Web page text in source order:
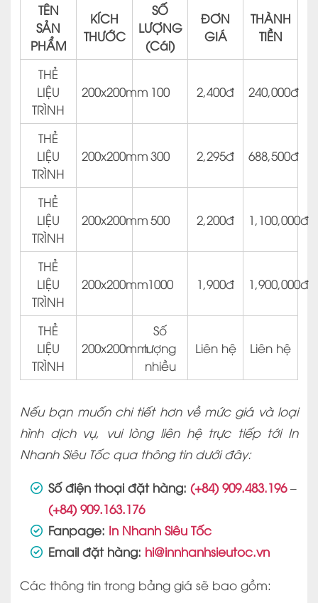
TÊN
SẢN
PHẨM
KÍCH
THƯỚC
SỐ
LƯỢNG
(Cái)
ĐƠN
GIÁ
THÀNH
TIỀN
THẺ
LIỆU
TRÌNH
200x200mm 100 2,400đ 240,000đ
THẺ
LIỆU
TRÌNH
200x200mm300 2,295đ 688,500đ
THẺ
LIỆU
TRÌNH
200x200mm500 2,200đ 1,100,000đ
THẺ
LIỆU
TRÌNH
200x200mm1000 1,900đ 1,900,000đ
THẺ
LIỆU
TRÌNH
200x200mm
Số
lượng
nhiều
Liên hệ Liên hệ
Nếu bạn muốn chi tiết hơn về mức giá và loại
hình dịch vụ, vui lòng liên hệ trực tiếp tới In
Nhanh Siêu Tốc qua thông tin dưới đây:
Số điện thoại đặt hàng: (+84) 909.483.196–
(+84) 909.163.176
Fanpage: In Nhanh Siêu Tốc
Email đặt hàng: hi@innhanhsieutoc.vn
Các thông tin trong bảng giá sẽ bao gồm: